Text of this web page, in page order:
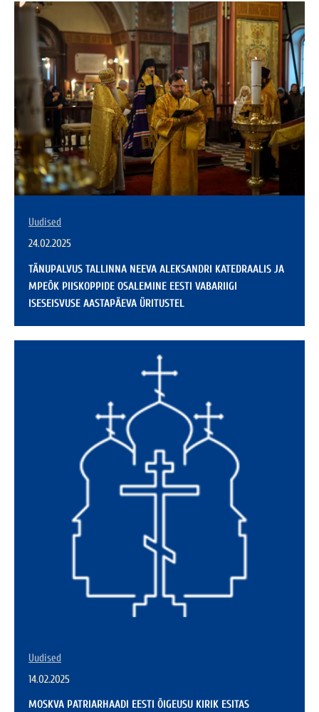
Uudised
24.02.2025
TÄNUPALVUS TALLINNA NEEVA ALEKSANDRI KATEDRAALIS JA
MPEÕK PIISKOPPIDE OSALEMINE EESTI VABARIIGI
ISESEISVUSE AASTAPÄEVA ÜRITUSTEL
Uudised
14.02.2025
MOSKVA PATRIARHAADI EESTI ÕIGEUSU KIRIK ESITAS